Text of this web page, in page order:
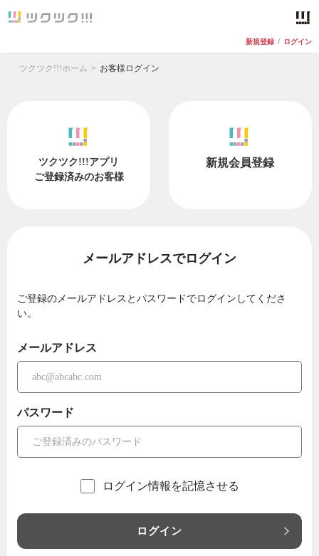
新規登録 / ログイン
ツクツク!!!ホーム お客様ログイン
ツクツク!!!アプリ
ご登録済みのお客様
新規会員登録
メールアドレスでログイン
ご登録のメールアドレスとパスワードでログインしてくださ
い。
メールアドレス
パスワード
ログイン情報を記憶させる
ログイン